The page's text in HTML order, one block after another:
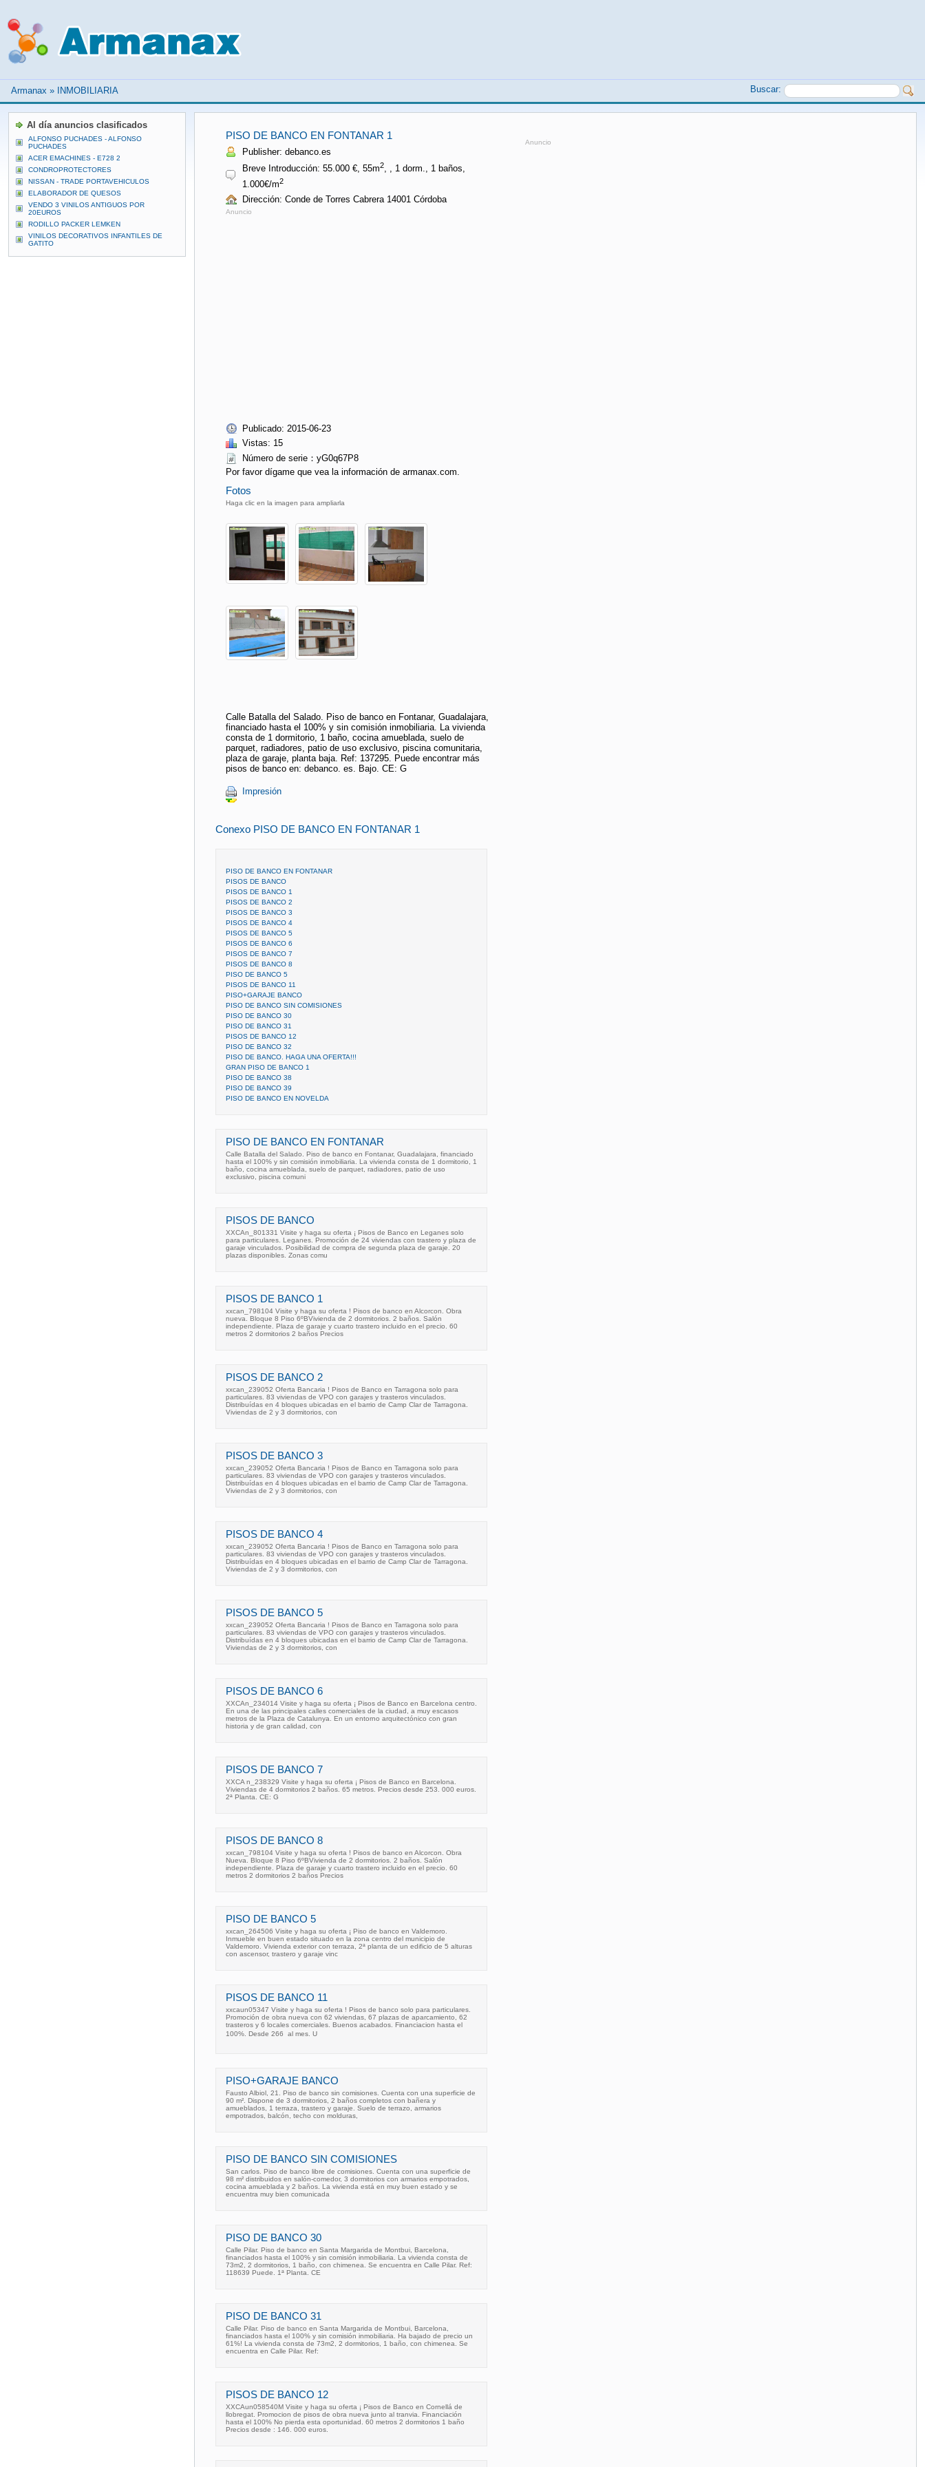
Armanax » INMOBILIARIA Buscar:
PISO DE BANCO EN FONTANAR 1
Publisher: debanco.es
Breve Introducción: 55.000 €, 55m2, , 1 dorm., 1 baños,
1.000€/m2
Dirección: Conde de Torres Cabrera 14001 Córdoba
Anuncio
Publicado: 2015-06-23
Vistas: 15
Número de serie：yG0q67P8
Por favor dígame que vea la información de armanax.com.
Fotos
Haga clic en la imagen para ampliarla
Calle Batalla del Salado. Piso de banco en Fontanar, Guadalajara,
financiado hasta el 100% y sin comisión inmobiliaria. La vivienda
consta de 1 dormitorio, 1 baño, cocina amueblada, suelo de
parquet, radiadores, patio de uso exclusivo, piscina comunitaria,
plaza de garaje, planta baja. Ref: 137295. Puede encontrar más
pisos de banco en: debanco. es. Bajo. CE: G
Impresión
Anuncio
Conexo PISO DE BANCO EN FONTANAR 1
PISO DE BANCO EN FONTANAR
PISOS DE BANCO
PISOS DE BANCO 1
PISOS DE BANCO 2
PISOS DE BANCO 3
PISOS DE BANCO 4
PISOS DE BANCO 5
PISOS DE BANCO 6
PISOS DE BANCO 7
PISOS DE BANCO 8
PISO DE BANCO 5
PISOS DE BANCO 11
PISO+GARAJE BANCO
PISO DE BANCO SIN COMISIONES
PISO DE BANCO 30
PISO DE BANCO 31
PISOS DE BANCO 12
PISO DE BANCO 32
PISO DE BANCO. HAGA UNA OFERTA!!!
GRAN PISO DE BANCO 1
PISO DE BANCO 38
PISO DE BANCO 39
PISO DE BANCO EN NOVELDA
PISO DE BANCO EN FONTANAR
Calle Batalla del Salado. Piso de banco en Fontanar, Guadalajara, financiado
hasta el 100% y sin comisión inmobiliaria. La vivienda consta de 1 dormitorio, 1
baño, cocina amueblada, suelo de parquet, radiadores, patio de uso
exclusivo, piscina comuni
PISOS DE BANCO
XXCAn_801331 Visite y haga su oferta ¡ Pisos de Banco en Leganes solo
para particulares. Leganes. Promoción de 24 viviendas con trastero y plaza de
garaje vinculados. Posibilidad de compra de segunda plaza de garaje. 20
plazas disponibles. Zonas comu
PISOS DE BANCO 1
xxcan_798104 Visite y haga su oferta ! Pisos de banco en Alcorcon. Obra
nueva. Bloque 8 Piso 6ºBVivienda de 2 dormitorios. 2 baños. Salón
independiente. Plaza de garaje y cuarto trastero incluido en el precio. 60
metros 2 dormitorios 2 baños Precios
PISOS DE BANCO 2
xxcan_239052 Oferta Bancaria ! Pisos de Banco en Tarragona solo para
particulares. 83 viviendas de VPO con garajes y trasteros vinculados.
Distribuídas en 4 bloques ubicadas en el barrio de Camp Clar de Tarragona.
Viviendas de 2 y 3 dormitorios, con
PISOS DE BANCO 3
xxcan_239052 Oferta Bancaria ! Pisos de Banco en Tarragona solo para
particulares. 83 viviendas de VPO con garajes y trasteros vinculados.
Distribuídas en 4 bloques ubicadas en el barrio de Camp Clar de Tarragona.
Viviendas de 2 y 3 dormitorios, con
PISOS DE BANCO 4
xxcan_239052 Oferta Bancaria ! Pisos de Banco en Tarragona solo para
particulares. 83 viviendas de VPO con garajes y trasteros vinculados.
Distribuídas en 4 bloques ubicadas en el barrio de Camp Clar de Tarragona.
Viviendas de 2 y 3 dormitorios, con
PISOS DE BANCO 5
xxcan_239052 Oferta Bancaria ! Pisos de Banco en Tarragona solo para
particulares. 83 viviendas de VPO con garajes y trasteros vinculados.
Distribuídas en 4 bloques ubicadas en el barrio de Camp Clar de Tarragona.
Viviendas de 2 y 3 dormitorios, con
PISOS DE BANCO 6
XXCAn_234014 Visite y haga su oferta ¡ Pisos de Banco en Barcelona centro.
En una de las principales calles comerciales de la ciudad, a muy escasos
metros de la Plaza de Catalunya. En un entorno arquitectónico con gran
historia y de gran calidad, con
PISOS DE BANCO 7
XXCA n_238329 Visite y haga su oferta ¡ Pisos de Banco en Barcelona.
Viviendas de 4 dormitorios 2 baños. 65 metros. Precios desde 253. 000 euros.
2ª Planta. CE: G
PISOS DE BANCO 8
xxcan_798104 Visite y haga su oferta ! Pisos de banco en Alcorcon. Obra
Nueva. Bloque 8 Piso 6ºBVivienda de 2 dormitorios. 2 baños. Salón
independiente. Plaza de garaje y cuarto trastero incluido en el precio. 60
metros 2 dormitorios 2 baños Precios
PISO DE BANCO 5
xxcan_264506 Visite y haga su oferta ¡ Piso de banco en Valdemoro.
Inmueble en buen estado situado en la zona centro del municipio de
Valdemoro. Vivienda exterior con terraza, 2ª planta de un edificio de 5 alturas
con ascensor, trastero y garaje vinc
PISOS DE BANCO 11
xxcaun05347 Visite y haga su oferta ! Pisos de banco solo para particulares.
Promoción de obra nueva con 62 viviendas, 67 plazas de aparcamiento, 62
trasteros y 6 locales comerciales. Buenos acabados. Financiacion hasta el
100%. Desde 266  al mes. U
PISO+GARAJE BANCO
Fausto Albiol, 21. Piso de banco sin comisiones. Cuenta con una superficie de
90 m². Dispone de 3 dormitorios, 2 baños completos con bañera y
amueblados, 1 terraza, trastero y garaje. Suelo de terrazo, armarios
empotrados, balcón, techo con molduras,
PISO DE BANCO SIN COMISIONES
San carlos. Piso de banco libre de comisiones. Cuenta con una superficie de
98 m² distribuidos en salón-comedor, 3 dormitorios con armarios empotrados,
cocina amueblada y 2 baños. La vivienda está en muy buen estado y se
encuentra muy bien comunicada
PISO DE BANCO 30
Calle Pilar. Piso de banco en Santa Margarida de Montbui, Barcelona,
financiados hasta el 100% y sin comisión inmobiliaria. La vivienda consta de
73m2, 2 dormitorios, 1 baño, con chimenea. Se encuentra en Calle Pilar. Ref:
118639 Puede. 1ª Planta. CE
PISO DE BANCO 31
Calle Pilar. Piso de banco en Santa Margarida de Montbui, Barcelona,
financiados hasta el 100% y sin comisión inmobiliaria. Ha bajado de precio un
61%! La vivienda consta de 73m2, 2 dormitorios, 1 baño, con chimenea. Se
encuentra en Calle Pilar. Ref:
PISOS DE BANCO 12
XXCAun058540M Visite y haga su oferta ¡ Pisos de Banco en Cornellá de
llobregat. Promocion de pisos de obra nueva junto al tranvia. Financiación
hasta el 100% No pierda esta oportunidad. 60 metros 2 dormitorios 1 baño
Precios desde : 146. 000 euros.
Al día anuncios clasificados
ALFONSO PUCHADES - ALFONSO
PUCHADES
ACER EMACHINES - E728 2
CONDROPROTECTORES
NISSAN - TRADE PORTAVEHICULOS
ELABORADOR DE QUESOS
VENDO 3 VINILOS ANTIGUOS POR
20EUROS
RODILLO PACKER LEMKEN
VINILOS DECORATIVOS INFANTILES DE
GATITO